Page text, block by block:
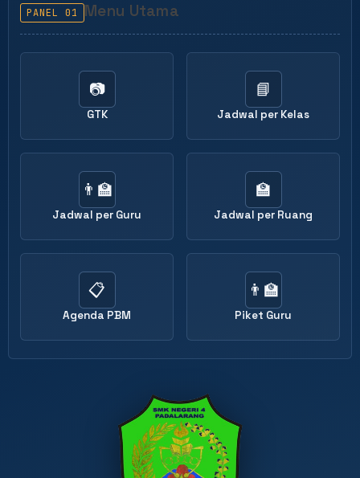
PANEL 01 Menu Utama
📷
GTK
📘
Jadwal per Kelas
👨‍🏫
Jadwal per Guru
🏫
Jadwal per Ruang
📋
Agenda PBM
👨‍🏫
Piket Guru